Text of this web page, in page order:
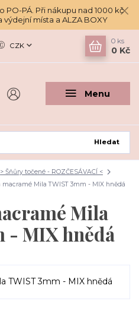
PÁ. Při nákupu nad 1000 kč
výdejní místa a ALZA BOXY
Menu
CZK
Hledat
0 ks
0 Kč
> Šňůry točené - ROZČESÁVACÍ <
macramé Mila TWIST 3mm - MIX hnědá
Mila
- MIX hnědá